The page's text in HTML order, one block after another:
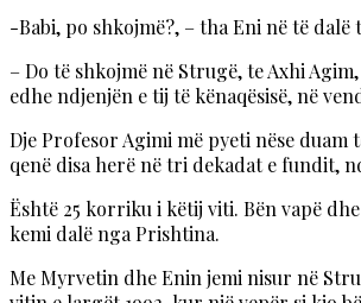
-Babi, po shkojmë?, – tha Eni në të dalë
– Do të shkojmë në Strugë, te Axhi
edhe ndjenjën e tij të kënaqësisë, në
Dje Profesor Agimi më pyeti nëse
qenë disa herë në tri dekadat e fundit,
Është 25 korriku i këtij viti. Bën vapë
kemi dalë nga Prishtina.
Me Myrvetin dhe Enin jemi nisur në